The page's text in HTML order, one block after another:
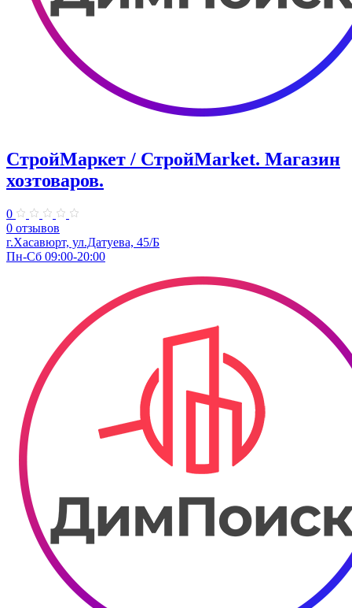
СтройМаркет / СтройMarket. Магазин
хозтоваров.
0
0 отзывов
г.Хасавюрт, ул.Датуева, 45/Б
Пн-Сб 09:00-20:00